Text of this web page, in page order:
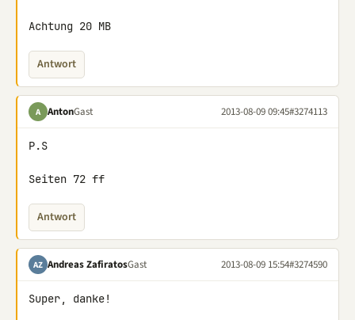
Achtung 20 MB
Antwort
A AntonGast 2013-08-09 09:45#3274113
P.S
Seiten 72 ff
Antwort
AZ Andreas ZafiratosGast 2013-08-09 15:54#3274590
Super, danke!